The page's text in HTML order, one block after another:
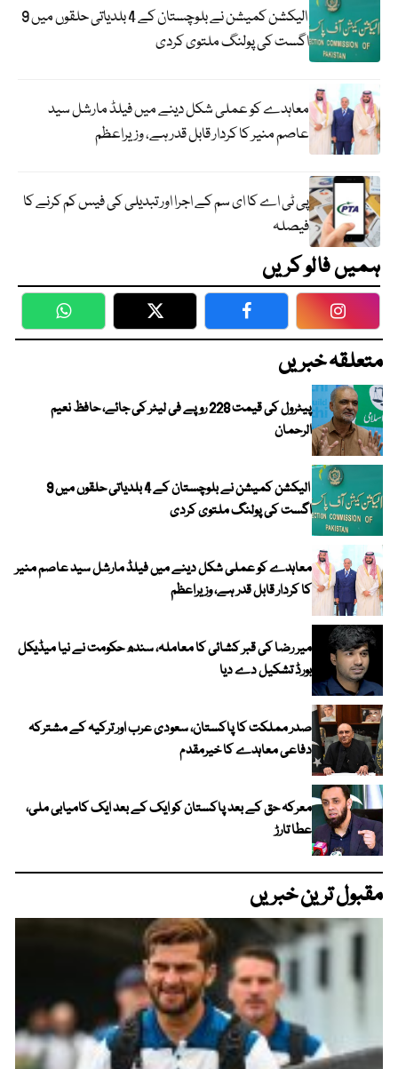
الیکشن کمیشن نے بلوچستان کے 4 بلدیاتی حلقوں میں 9
اگست کی پولنگ ملتوی کردی
معاہدے کو عملی شکل دینے میں فیلڈ مارشل سید
عاصم منیر کا کردار قابل قدر ہے، وزیراعظم
پی ٹی اے کا ای سم کے اجرا اور تبدیلی کی فیس کم کرنے کا
فیصلہ
ہمیں فالو کریں
WhatsApp Twitter Facebook
متعلقہ خبریں
پیٹرول کی قیمت 228 روپے فی لیٹر کی جائے، حافظ نعیم
الرحمان
الیکشن کمیشن نے بلوچستان کے 4 بلدیاتی حلقوں میں 9
اگست کی پولنگ ملتوی کردی
معاہدے کو عملی شکل دینے میں فیلڈ مارشل سید عاصم منیر
کا کردار قابل قدر ہے، وزیراعظم
میر رضا کی قبر کشائی کا معاملہ، سندھ حکومت نے نیا میڈیکل
بورڈ تشکیل دے دیا
صدر مملکت کا پاکستان، سعودی عرب اور ترکیہ کے مشترکہ
دفاعی معاہدے کا خیرمقدم
معرکہ حق کے بعد پاکستان کو ایک کے بعد ایک کامیابی ملی،
عطا تارڑ
مقبول ترین خبریں